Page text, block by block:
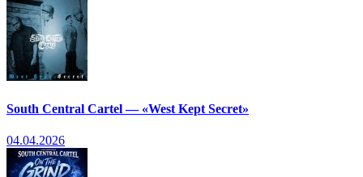
South Central Cartel — «West Kept Secret»
04.04.2026